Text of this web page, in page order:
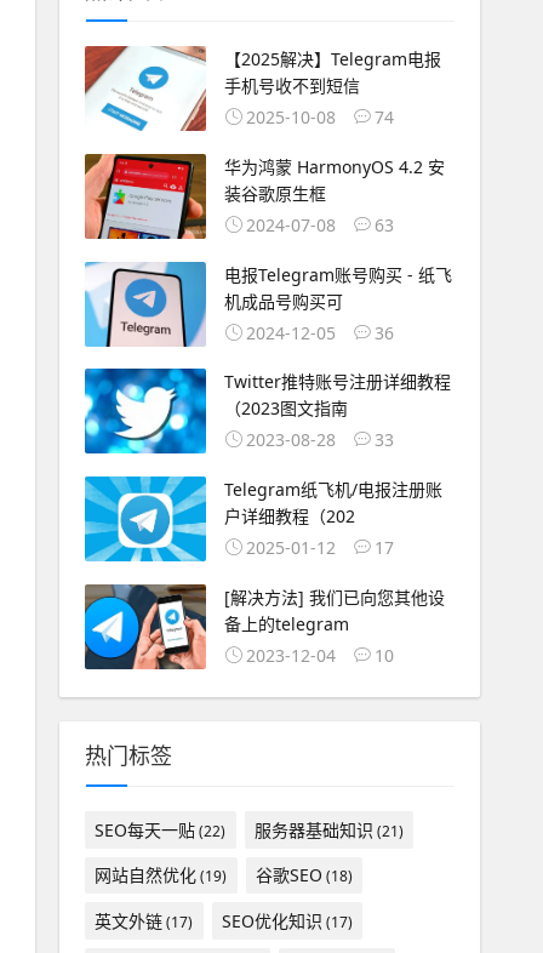
【2025解决】Telegram电报
手机号收不到短信
2025-10-08
74
华为鸿蒙 HarmonyOS 4.2 安
装谷歌原生框
2024-07-08
63
电报Telegram账号购买 - 纸飞
机成品号购买可
2024-12-05
36
Twitter推特账号注册详细教程
（2023图文指南
2023-08-28
33
Telegram纸飞机/电报注册账
户详细教程（202
2025-01-12
17
[解决方法] 我们已向您其他设
备上的telegram
2023-12-04
10
热门标签
SEO每天一贴(22) 服务器基础知识 (21)
网站自然优化(19) 谷歌SEO (18)
英文外链(17) SEO优化知识 (17)